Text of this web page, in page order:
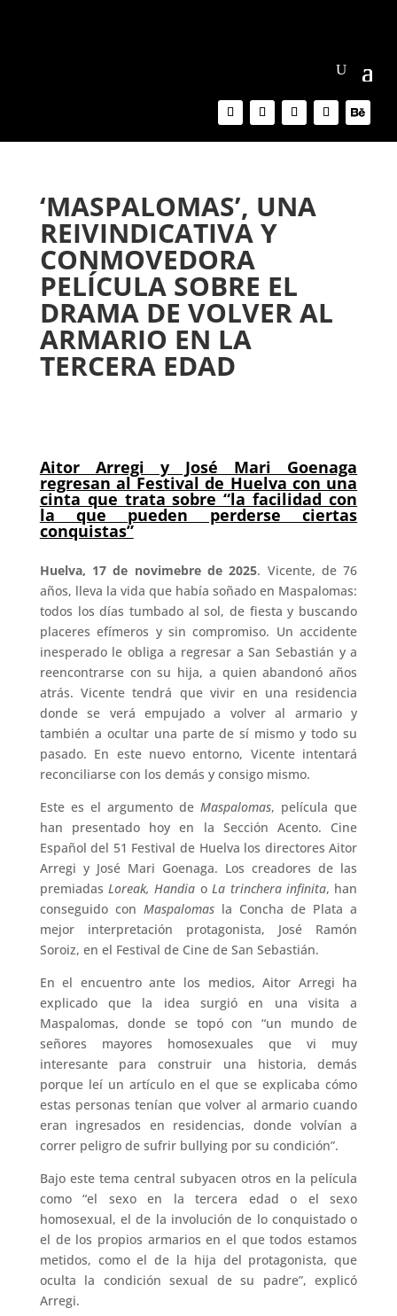
‘MASPALOMAS’, UNA
REIVINDICATIVA Y
CONMOVEDORA
PELÍCULA SOBRE EL
DRAMA DE VOLVER AL
ARMARIO EN LA
TERCERA EDAD
Aitor Arregi y José Mari Goenaga
regresan al Festival de Huelva con una
cinta que trata sobre “la facilidad con
la que pueden perderse ciertas
conquistas”
Huelva, 17 de novimebre de 2025. Vicente, de 76
años, lleva la vida que había soñado en Maspalomas:
todos los días tumbado al sol, de fiesta y buscando
placeres efímeros y sin compromiso. Un accidente
inesperado le obliga a regresar a San Sebastián y a
reencontrarse con su hija, a quien abandonó años
atrás. Vicente tendrá que vivir en una residencia
donde se verá empujado a volver al armario y
también a ocultar una parte de sí mismo y todo su
pasado. En este nuevo entorno, Vicente intentará
reconciliarse con los demás y consigo mismo.
Este es el argumento deMaspalomas, película que
han presentado hoy en la Sección Acento. Cine
Español del 51 Festival de Huelva los directores Aitor
Arregi y José Mari Goenaga. Los creadores de las
premiadasLoreak, Handia oLa trinchera infinita, han
conseguido con Maspalomasla Concha de Plata a
mejor interpretación protagonista, José Ramón
Soroiz, en el Festival de Cine de San Sebastián.
En el encuentro ante los medios, Aitor Arregi ha
explicado que la idea surgió en una visita a
Maspalomas, donde se topó con “un mundo de
señores mayores homosexuales que vi muy
interesante para construir una historia, demás
porque leí un artículo en el que se explicaba cómo
estas personas tenían que volver al armario cuando
eran ingresados en residencias, donde volvían a
correr peligro de sufrir bullying por su condición”.
Bajo este tema central subyacen otros en la película
como “el sexo en la tercera edad o el sexo
homosexual, el de la involución de lo conquistado o
el de los propios armarios en el que todos estamos
metidos, como el de la hija del protagonista, que
oculta la condición sexual de su padre”, explicó
Arregi.